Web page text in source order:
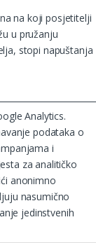
na koji posjetitelji
u pružanju
stopi napuštanja
Analytics.
podataka o
i
za analitičko
anonimno
nasumično
jedinstvenih